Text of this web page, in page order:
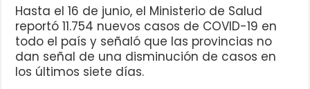
Hasta el 16 de junio, el Ministerio de Salud
reportó 11.754 nuevos casos de COVID-19 en
todo el país y señaló que las provincias no
dan señal de una disminución de casos en
los últimos siete días.